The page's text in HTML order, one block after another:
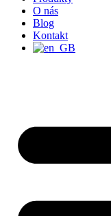
O nás
Blog
Kontakt